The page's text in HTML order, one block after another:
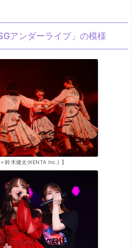
アンダーライブ」の模様
＝鈴木健太(KENTA Inc.) 】